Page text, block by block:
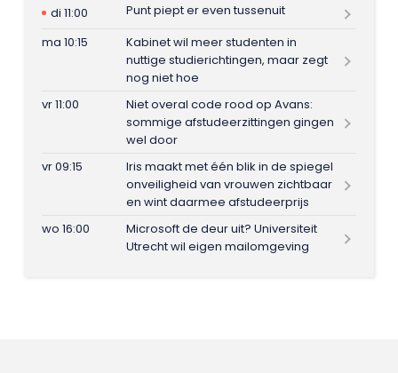
di 11:00
Punt piept er even tussenuit
ma 10:15
Kabinet wil meer studenten in
nuttige studierichtingen, maar zegt
nog niet hoe
vr 11:00
Niet overal code rood op Avans:
sommige afstudeerzittingen gingen
wel door
vr 09:15
Iris maakt met één blik in de spiegel
onveiligheid van vrouwen zichtbaar
en wint daarmee afstudeerprijs
wo 16:00
Microsoft de deur uit? Universiteit
Utrecht wil eigen mailomgeving